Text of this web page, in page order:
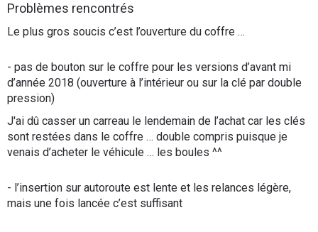
Problèmes rencontrés
Le plus gros soucis c’est l’ouverture du coffre …
- pas de bouton sur le coffre pour les versions d’avant mi
d’année 2018 (ouverture à l’intérieur ou sur la clé par double
pression)
J'ai dû casser un carreau le lendemain de l’achat car les clés
sont restées dans le coffre … double compris puisque je
venais d’acheter le véhicule … les boules ^^
- l’insertion sur autoroute est lente et les relances légère,
mais une fois lancée c’est suffisant